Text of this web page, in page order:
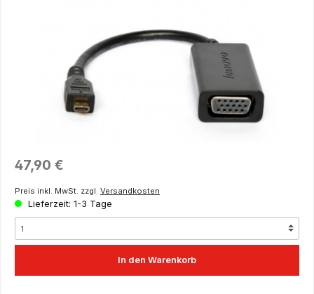
Regulärer Preis:
47,90 €
Preis inkl. MwSt. zzgl. Versandkosten
Lieferzeit: 1-3 Tage
In den Warenkorb